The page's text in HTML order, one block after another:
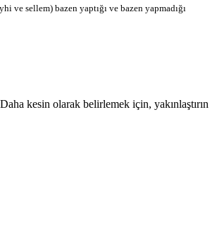
ve sellem) bazen yaptığı ve bazen yapmadığı
kesin olarak belirlemek için, yakınlaştırın